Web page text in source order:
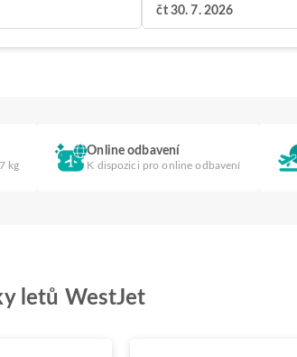
čt 30. 7. 2026
kg
Online odbavení
K dispozici pro online odbavení
letů WestJet